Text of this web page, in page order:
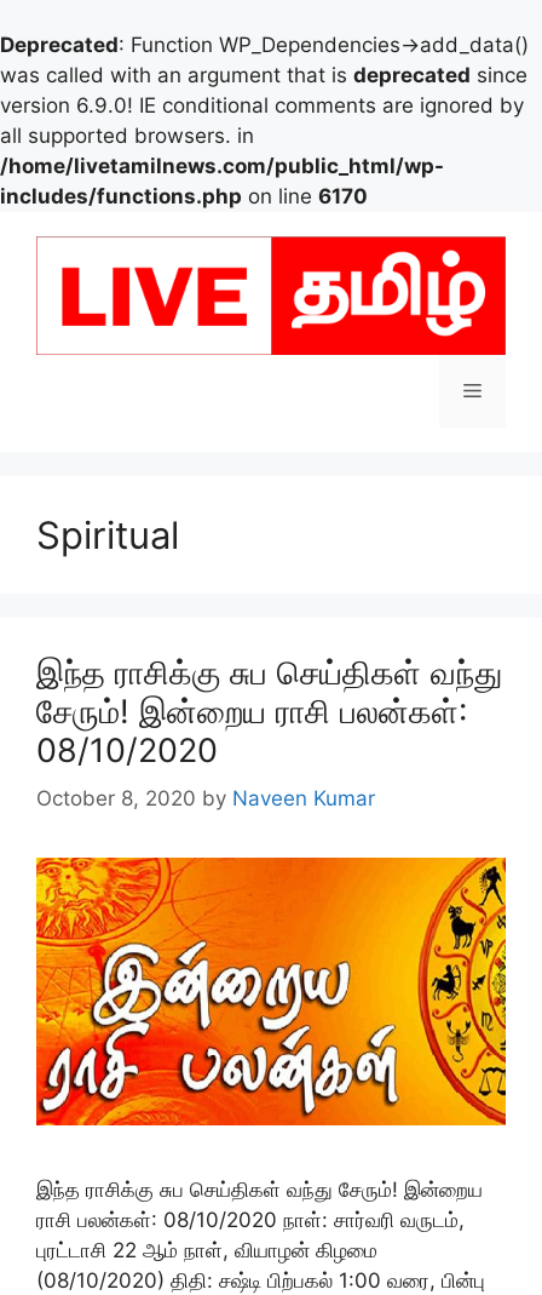
Deprecated: Function WP_Dependencies->add_data()
was called with an argument that is deprecated since
version 6.9.0! IE conditional comments are ignored by
all supported browsers. in
/home/livetamilnews.com/public_html/wp-
includes/functions.php on line 6170
Menu
Spiritual
இந்த ராசிக்கு சுப செய்திகள் வந்து
சேரும்! இன்றைய ராசி பலன்கள்:
08/10/2020
October 8, 2020 by Naveen Kumar
இந்த ராசிக்கு சுப செய்திகள் வந்து சேரும்! இன்றைய
ராசி பலன்கள்: 08/10/2020 நாள்: சார்வரி வருடம்,
புரட்டாசி 22 ஆம் நாள், வியாழன் கிழமை
(08/10/2020) திதி: சஷ்டி பிற்பகல் 1:00 வரை, பின்பு